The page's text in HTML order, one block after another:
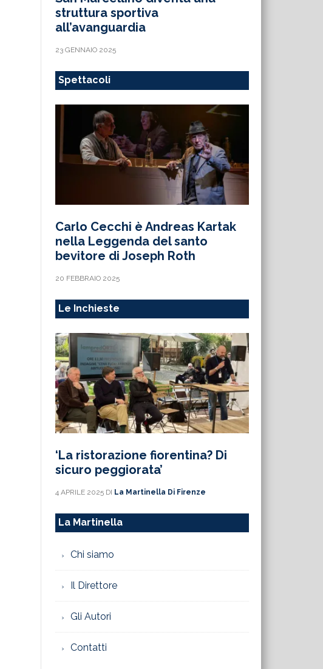
struttura sportiva
all’avanguardia
23 GENNAIO 2025
Spettacoli
Carlo Cecchi è Andreas Kartak
nella Leggenda del santo
bevitore di Joseph Roth
20 FEBBRAIO 2025
Le Inchieste
‘La ristorazione fiorentina? Di
sicuro peggiorata’
4 APRILE 2025 DI La Martinella Di Firenze
La Martinella
Chi siamo
Il Direttore
Gli Autori
Contatti